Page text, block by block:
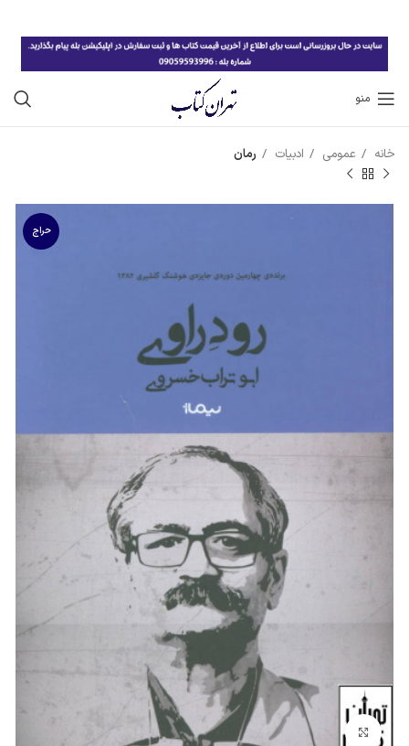
منو
خانه عمومی ادبیات رمان
حراج
بزرگنمایی تصویر